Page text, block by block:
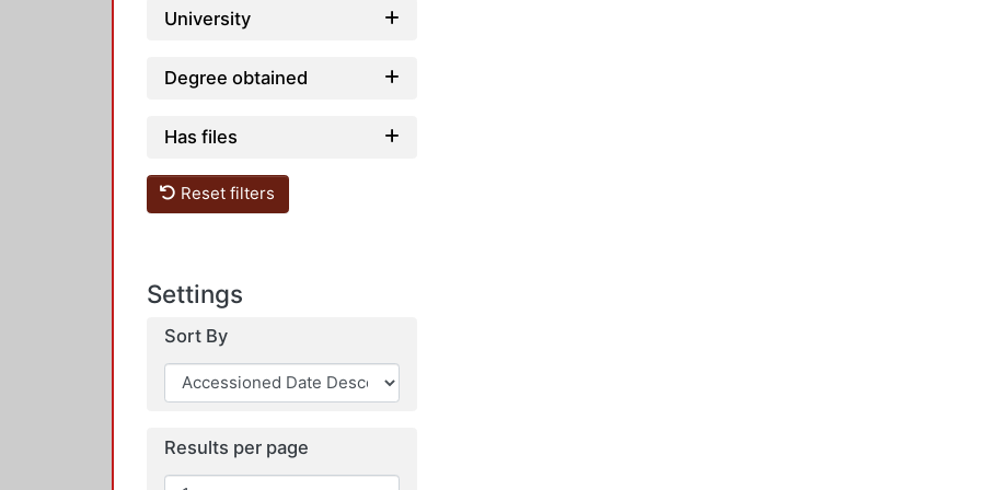
University
Degree obtained
Has files
Reset filters
Settings
Sort By
Results per page